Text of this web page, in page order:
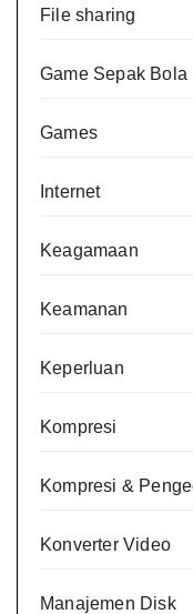
File sharing
Game Sepak Bola
Games
Internet
Keagamaan
Keamanan
Keperluan
Kompresi
Kompresi &
Konverter Video
Manajemen Disk